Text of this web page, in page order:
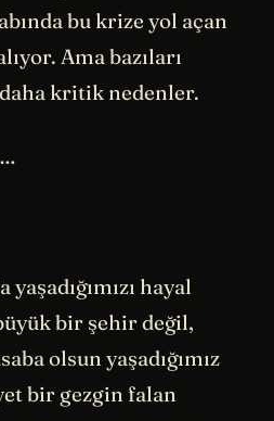
bu krize yol açan
Ama bazıları
kritik nedenler.
hayal
bir şehir değil,
olsun yaşadığımız
bir gezgin falan